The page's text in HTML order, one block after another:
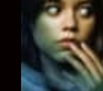
Beetlejuice
Beschwörung,
Sequel ist
Original